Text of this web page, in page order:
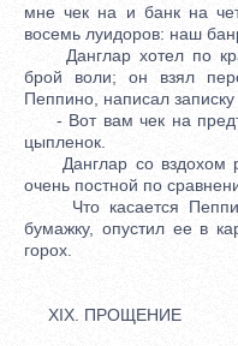
мне чек на и банк на
восемь луидоров: наш
Данглар хотел по
брой воли; он взял
Пеппино, написал записку
- Вот вам чек на
цыпленок.
Данглар со вздохом
очень постной по
Что касается
бумажку, опустил ее в
горох.
XIX. ПРОЩЕНИЕ